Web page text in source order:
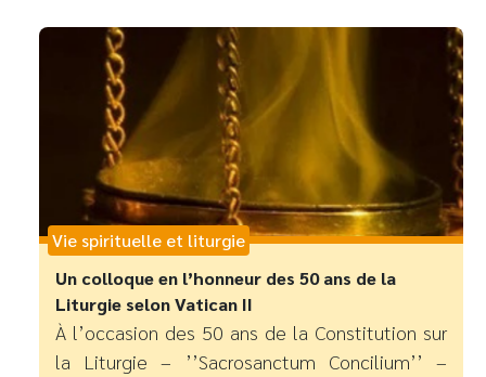
Vie spirituelle et liturgie
Un colloque en l’honneur des 50 ans de la
Liturgie selon Vatican II
À l’occasion des 50 ans de la Constitution sur
la Liturgie – ’’Sacrosanctum Concilium’’ –